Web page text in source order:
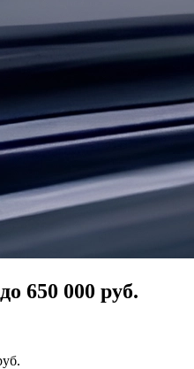
650 000 руб.